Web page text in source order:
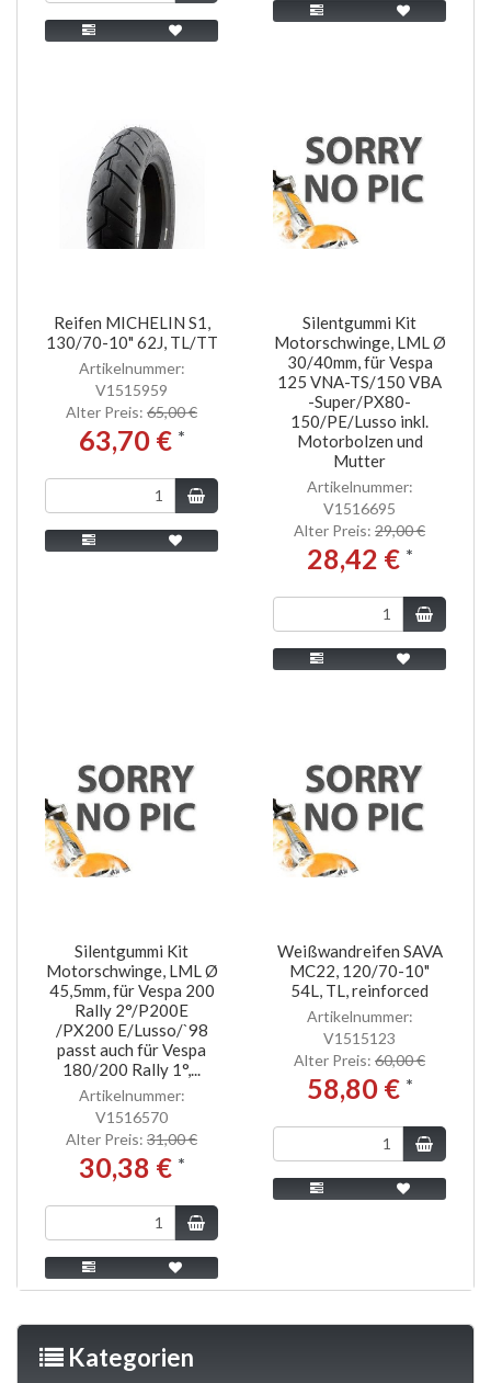
Reifen MICHELIN S1,
130/70-10" 62J, TL/TT
Artikelnummer:
V1515959
Alter Preis: 65,00 €
63,70 € *
Silentgummi Kit
Motorschwinge, LML Ø
30/40mm, für Vespa
125 VNA-TS/150 VBA
-Super/PX80-
150/PE/Lusso inkl.
Motorbolzen und
Mutter
Artikelnummer:
V1516695
Alter Preis: 29,00 €
28,42 € *
Silentgummi Kit
Motorschwinge, LML Ø
45,5mm, für Vespa 200
Rally 2°/P200E
/PX200 E/Lusso/`98
passt auch für Vespa
180/200 Rally 1°,...
Artikelnummer:
V1516570
Alter Preis: 31,00 €
30,38 € *
Weißwandreifen SAVA
MC22, 120/70-10"
54L, TL, reinforced
Artikelnummer:
V1515123
Alter Preis: 60,00 €
58,80 € *
Kategorien